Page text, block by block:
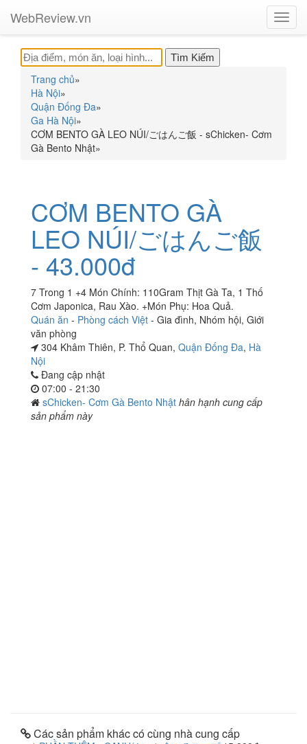
WebReview.vn
Trang chủ»
Hà Nội»
Quận Đống Đa»
Ga Hà Nội»
CƠM BENTO GÀ LEO NÚI/ごはんご飯 - sChicken- Cơm
Gà Bento Nhật»
CƠM BENTO GÀ
LEO NÚI/ごはんご飯
- 43.000đ
7 Trong 1 +4 Món Chính: 110Gram Thịt Gà Ta, 1 Thố
Cơm Japonica, Rau Xào. +Món Phụ: Hoa Quả.
Quán ăn - Phòng cách Việt - Gia đình, Nhóm hội, Giới
văn phòng
304 Khâm Thiên, P. Thổ Quan, Quận Đống Đa, Hà
Nội
Đang cập nhật
07:00 - 21:30
sChicken- Cơm Gà Bento Nhật hân hạnh cung cấp
sản phẩm này
Các sản phẩm khác có cùng nhà cung cấp